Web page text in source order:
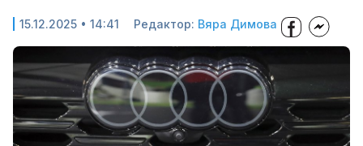
15.12.2025 • 14:41 Редактор: Вяра Димова